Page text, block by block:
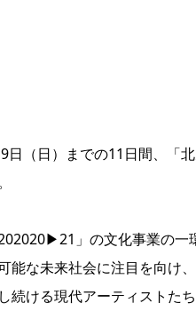
日（日）までの11日間、「
」の文化事業の
能な未来社会に注目を向け
続ける現代アーティストた